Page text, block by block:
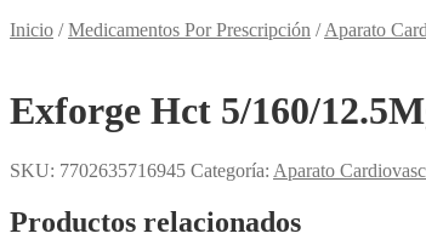
Inicio /Medicamentos Por Prescripción /Aparato
Exforge Hct 5/160/
SKU: 7702635716945 Categoría: Aparato
Productos relacionados